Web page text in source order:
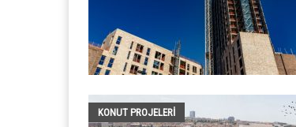
KONUT PROJELERI